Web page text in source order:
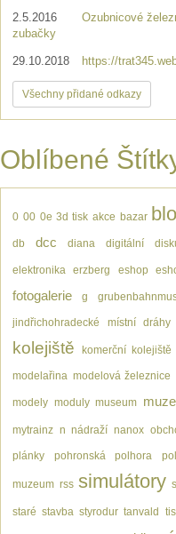
2.5.2016
Ozubnicové
zubačky
29.10.2018 https://
Všechny přidané odkazy
Oblíbené
0 00 0e 3d tisk akce bazar
db dcc diana digitální
elektronika erzberg eshop
fotogalerie g
jindřichohradecké místní dráhy
kolejiště komerční kolejiště
modelařina modelová železnice
modely moduly museum
mytrainz n nádraží nanox
plánky pohronská polhora
muzeum rss simulátory
staré stavba styrodur tanvald